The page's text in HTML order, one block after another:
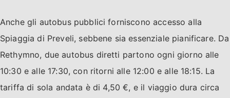
Anche gli autobus pubblici forniscono accesso alla
Spiaggia di Preveli, sebbene sia essenziale pianificare. Da
Rethymno, due autobus diretti partono ogni giorno alle
10:30 e alle 17:30, con ritorni alle 12:00 e alle 18:15. La
tariffa di sola andata è di 4,50 €, e il viaggio dura circa